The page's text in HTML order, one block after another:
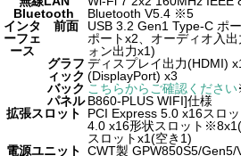
Bluetooth
Bluetooth V5.4 ※5
インタ
ーフェ
ース
前面
USB 3.2 Gen1 Type-C ポ
ポートx2、オーディオ入
ォン出力x1)
グラフ
ィック
ディスプレイ出力(HDMI)
(DisplayPort) x3
バック
パネル
こちらからご確認ください
B860-PLUS WIFI]仕様
拡張スロット
PCI Express 5.0 x16スロ
4.0 x16形状スロット ※8
スロットx1(空き1)
電源ユニット CWT製 GPW850S5/